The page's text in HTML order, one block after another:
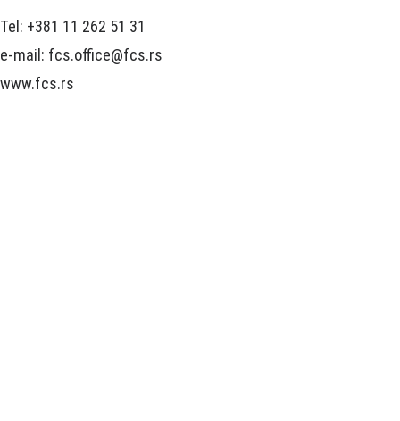
Tel: +381 11 262 51 31
e-mail: fcs.office@fcs.rs
www.fcs.rs